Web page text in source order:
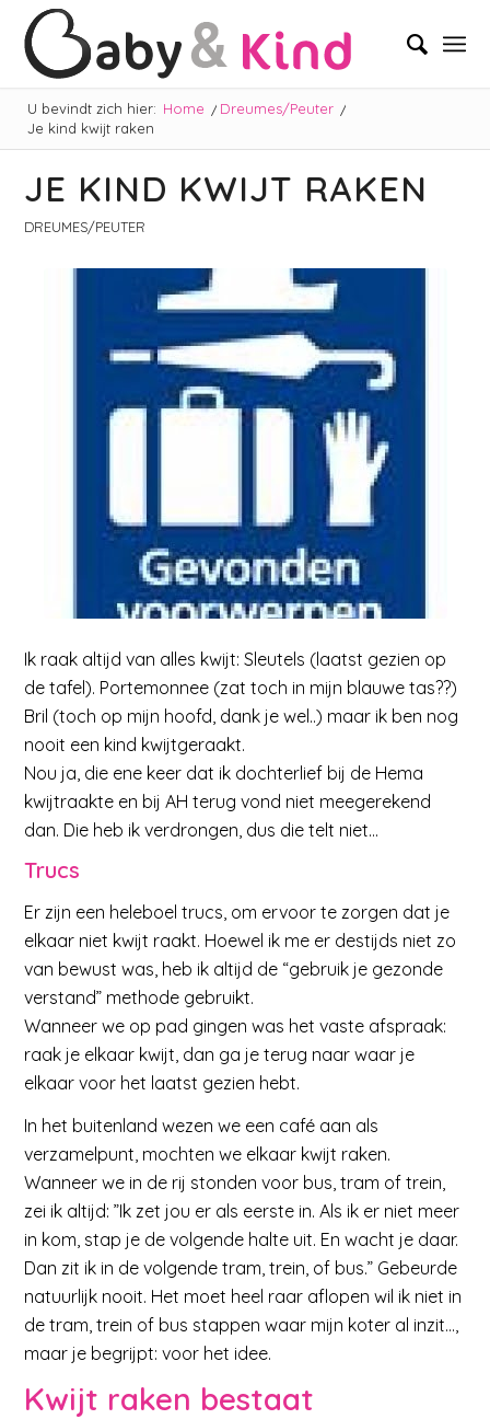
U bevindt zich hier: Home / Dreumes/Peuter /
Je kind kwijt raken
JE KIND KWIJT RAKEN
DREUMES/PEUTER
Ik raak altijd van alles kwijt: Sleutels (laatst gezien op
de tafel). Portemonnee (zat toch in mijn blauwe tas??)
Bril (toch op mijn hoofd, dank je wel..) maar ik ben nog
nooit een kind kwijtgeraakt.
Nou ja, die ene keer dat ik dochterlief bij de Hema
kwijtraakte en bij AH terug vond niet meegerekend
dan. Die heb ik verdrongen, dus die telt niet…
Trucs
Er zijn een heleboel trucs, om ervoor te zorgen dat je
elkaar niet kwijt raakt. Hoewel ik me er destijds niet zo
van bewust was, heb ik altijd de “gebruik je gezonde
verstand” methode gebruikt.
Wanneer we op pad gingen was het vaste afspraak:
raak je elkaar kwijt, dan ga je terug naar waar je
elkaar voor het laatst gezien hebt.
In het buitenland wezen we een café aan als
verzamelpunt, mochten we elkaar kwijt raken.
Wanneer we in de rij stonden voor bus, tram of trein,
zei ik altijd: ”Ik zet jou er als eerste in. Als ik er niet meer
in kom, stap je de volgende halte uit. En wacht je daar.
Dan zit ik in de volgende tram, trein, of bus.” Gebeurde
natuurlijk nooit. Het moet heel raar aflopen wil ik niet in
de tram, trein of bus stappen waar mijn koter al inzit…,
maar je begrijpt: voor het idee.
Kwijt raken bestaat